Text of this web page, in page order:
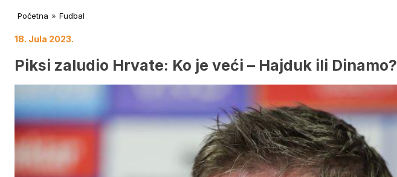
Početna » Fudbal
18. Jula 2023.
Piksi zaludio Hrvate: Ko je veći – Hajduk ili Dinamo?